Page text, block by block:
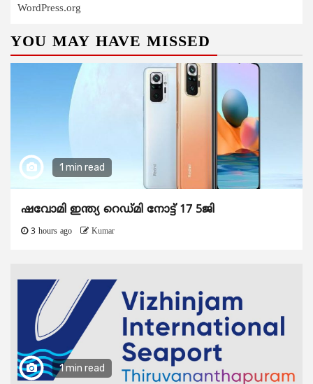
WordPress.org
YOU MAY HAVE MISSED
1 min read
ഷവോമി ഇന്ത്യ റെഡ്മി നോട്ട് 17 5ജി
3 hours ago Kumar
1 min read